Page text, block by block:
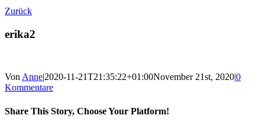
Zurück
erika2
VonAnne|2020-11-21T21:35:22+01:00November 21st, 2020|0
Kommentare
Share This Story, Choose Your Platform!